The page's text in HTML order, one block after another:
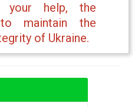
help, the
maintain the
of Ukraine.